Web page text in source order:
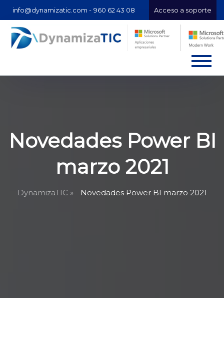
info@dynamizatic.com - 960 62 43 08 Acceso a soporte
Novedades Power BI
marzo 2021
DynamizaTIC » Novedades Power BI marzo 2021